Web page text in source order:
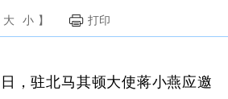
大 小 】 打印
，驻北马其顿大使蒋小燕应邀